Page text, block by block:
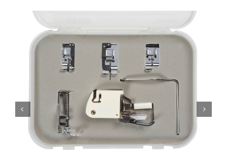
Cucito e Ricamo
Taglia cuci
Piedini